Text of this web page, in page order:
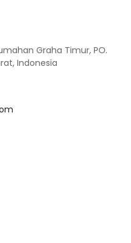
Graha Timur, PO.
Indonesia